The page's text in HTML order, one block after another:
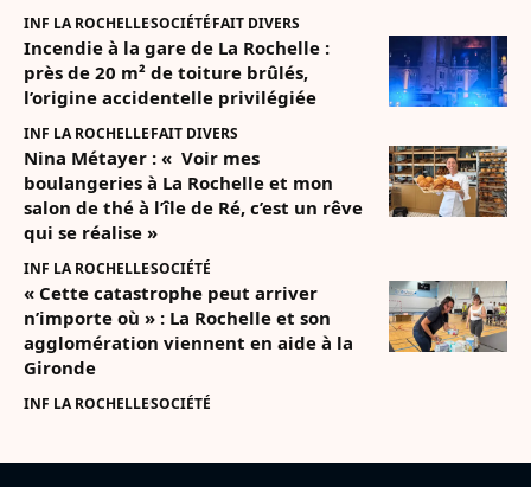
INF LA ROCHELLESOCIÉTÉFAIT DIVERS
Incendie à la gare de La Rochelle :
près de 20 m² de toiture brûlés,
l’origine accidentelle privilégiée
INF LA ROCHELLEFAIT DIVERS
Nina Métayer : « Voir mes
boulangeries à La Rochelle et mon
salon de thé à l’île de Ré, c’est un rêve
qui se réalise »
INF LA ROCHELLESOCIÉTÉ
« Cette catastrophe peut arriver
n’importe où » : La Rochelle et son
agglomération viennent en aide à la
Gironde
INF LA ROCHELLESOCIÉTÉ